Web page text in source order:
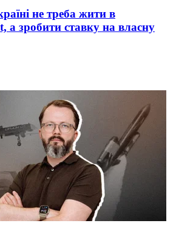
не треба жити в
а зробити ставку на власну